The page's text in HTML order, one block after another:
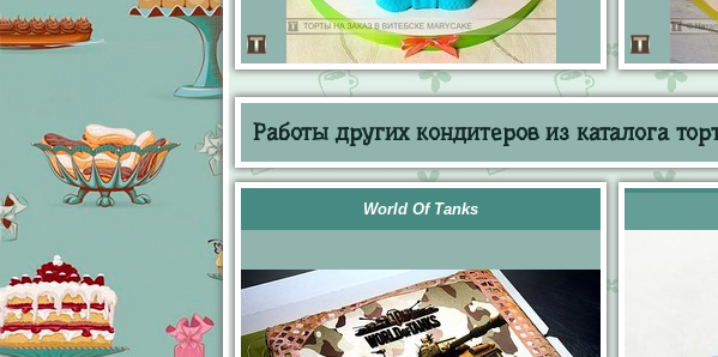
Работы других кондитеров из каталога
World Of Tanks